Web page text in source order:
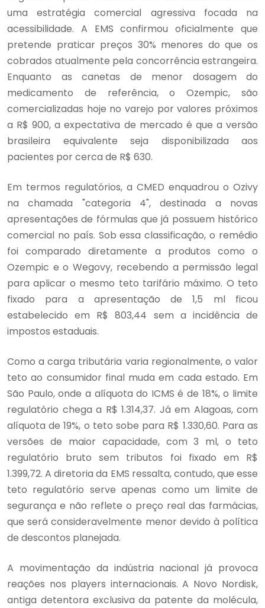
uma estratégia comercial agressiva focada na
acessibilidade. A EMS confirmou oficialmente que
pretende praticar preços 30% menores do que os
cobrados atualmente pela concorrência estrangeira.
Enquanto as canetas de menor dosagem do
medicamento de referência, o Ozempic, são
comercializadas hoje no varejo por valores próximos
a R$ 900, a expectativa de mercado é que a versão
brasileira equivalente seja disponibilizada aos
pacientes por cerca de R$ 630.
Em termos regulatórios, a CMED enquadrou o Ozivy
na chamada "categoria 4", destinada a novas
apresentações de fórmulas que já possuem histórico
comercial no país. Sob essa classificação, o remédio
foi comparado diretamente a produtos como o
Ozempic e o Wegovy, recebendo a permissão legal
para aplicar o mesmo teto tarifário máximo. O teto
fixado para a apresentação de 1,5 ml ficou
estabelecido em R$ 803,44 sem a incidência de
impostos estaduais.
Como a carga tributária varia regionalmente, o valor
teto ao consumidor final muda em cada estado. Em
São Paulo, onde a alíquota do ICMS é de 18%, o limite
regulatório chega a R$ 1.314,37. Já em Alagoas, com
alíquota de 19%, o teto sobe para R$ 1.330,60. Para as
versões de maior capacidade, com 3 ml, o teto
regulatório bruto sem tributos foi fixado em R$
1.399,72. A diretoria da EMS ressalta, contudo, que esse
teto regulatório serve apenas como um limite de
segurança e não reflete o preço real das farmácias,
que será consideravelmente menor devido à política
de descontos planejada.
A movimentação da indústria nacional já provoca
reações nos players internacionais. A Novo Nordisk,
antiga detentora exclusiva da patente da molécula,